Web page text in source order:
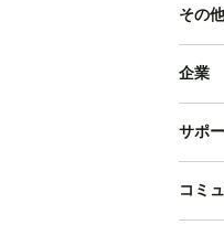
その
企業
サポ
コミ